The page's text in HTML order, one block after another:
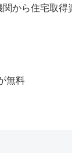
から住宅取得
無料